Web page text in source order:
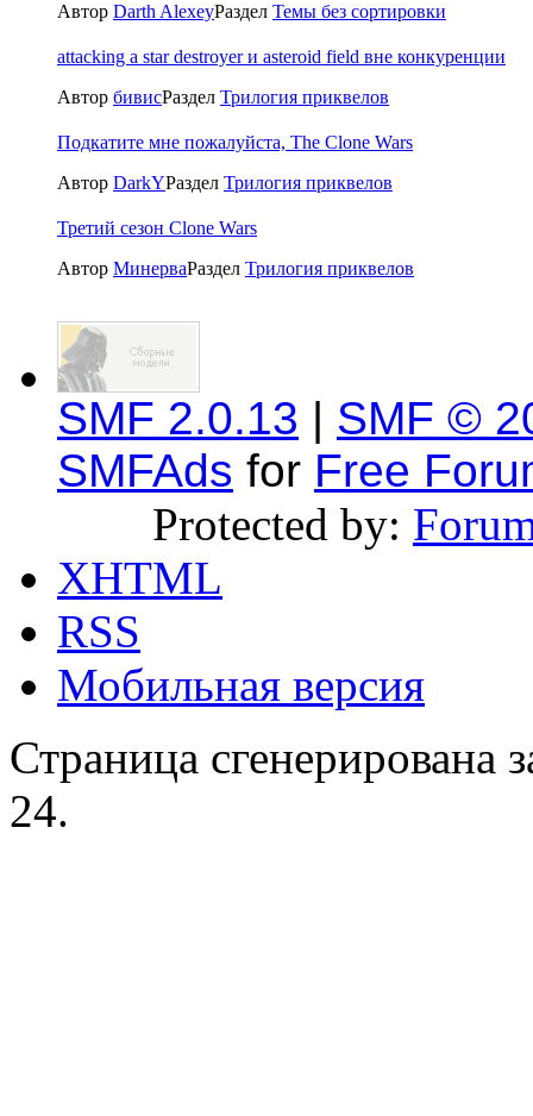
Автор Darth AlexeyРаздел Темы без сортировки
attacking a star destroyer и asteroid field вне конкуренции
Автор бивисРаздел Трилогия приквелов
Подкатите мне пожалуйста, The Clone Wars
Автор DarkYРаздел Трилогия приквелов
Третий сезон Clone Wars
Автор МинерваРаздел Трилогия приквелов
SMF 2.0.13 | SMF ©
SMFAds for Free
Protected by:
XHTML
RSS
Мобильная версия
Страница сгенерирована
24.